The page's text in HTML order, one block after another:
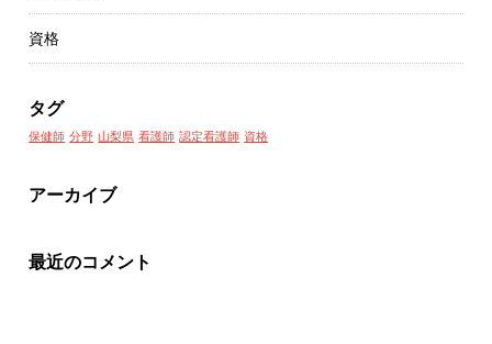
資格
タグ
保健師 分野 山梨県 看護師 認定看護師 資格
アーカイブ
最近のコメント